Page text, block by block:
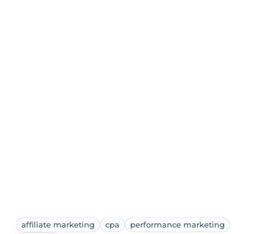
affiliate marketing cpa
performance marketing